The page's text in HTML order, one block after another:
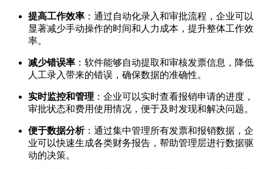
提高工作效率 ：通过自动化录入和审批流程，企业可以
显著减少手动操作的时间和人力成本，提升整体工作效
率。
减少错误率 ：软件能够自动提取和审核发票信息，降低
人工录入带来的错误，确保数据的准确性。
实时监控和管理 ：企业可以实时查看报销申请的进度，
审批状态和费用使用情况，便于及时发现和解决问题。
便于数据分析：通过集中管理所有发票和报销数据，企
业可以快速生成各类财务报告，帮助管理层进行数据驱
动的决策。